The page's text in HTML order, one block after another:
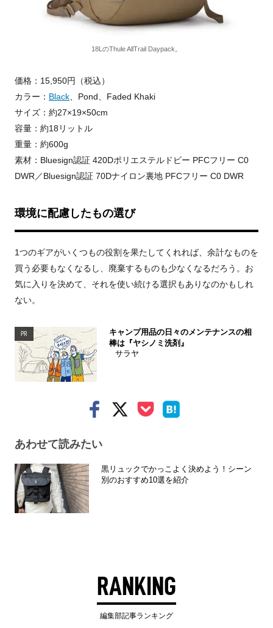
18LのThule AllTrail Daypack。
価格：15,950円（税込）
カラー： Black 、Pond、Faded Khaki
サイズ：約27×19×50cm
容量：約18リットル
重量：約600g
素材：Bluesign認証 420Dポリエステルドビー PFCフリー C0
DWR／Bluesign認証 70Dナイロン裏地 PFCフリー C0 DWR
環境に配慮したもの選び
1つのギアがいくつもの役割を果たしてくれれば、余計なものを
買う必要もなくなるし、廃棄するものも少なくなるだろう。お
気に入りを決めて、それを使い続ける選択もありなのかもしれ
ない。
PR
キャンプ用品の日々のメンテナンスの相
棒は『ヤシノミ洗剤』
サラヤ
あわせて読みたい
黒リュックでかっこよく決めよう！シーン
別のおすすめ10選を紹介
RANKING
編集部記事ランキング